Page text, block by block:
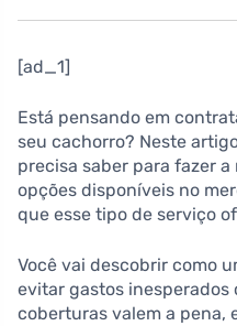
[ad_1]
Está pensando em
seu cachorro? Neste
precisa saber para fazer
opções disponíveis no
que esse tipo de serviço
Você vai descobrir como
evitar gastos inesperados
coberturas valem a pena,